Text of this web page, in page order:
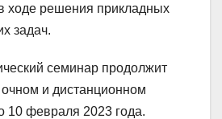
ходе решения прикладных
задач.
семинар продолжит
и дистанционном
10 февраля 2023 года.